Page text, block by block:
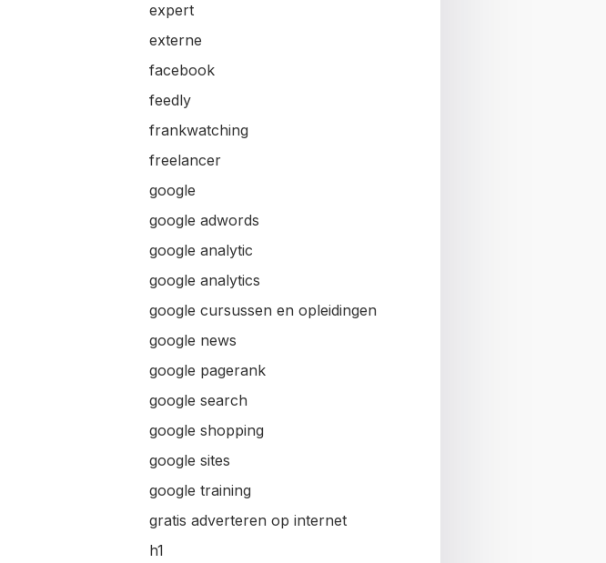
expert
externe
facebook
feedly
frankwatching
freelancer
google
google adwords
google analytic
google analytics
google cursussen en opleidingen
google news
google pagerank
google search
google shopping
google sites
google training
gratis adverteren op internet
h1